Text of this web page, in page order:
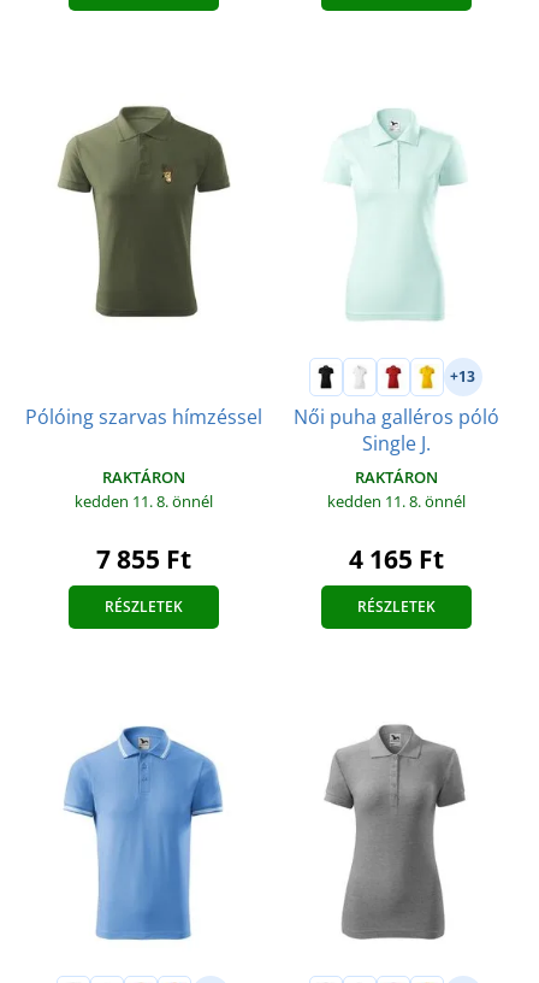
Pólóing szarvas hímzéssel
RAKTÁRON
kedden 11. 8.önnél
7 855 Ft
RÉSZLETEK
+13
Női puha galléros póló
Single J.
RAKTÁRON
kedden 11. 8.önnél
4 165 Ft
RÉSZLETEK